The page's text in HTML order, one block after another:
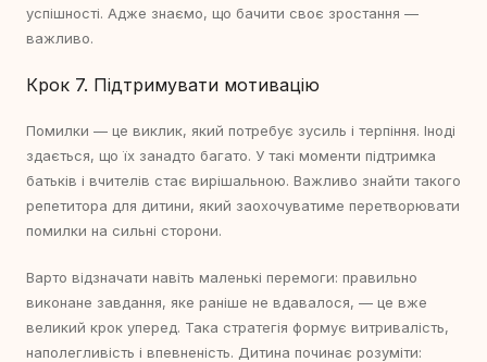
успішності. Адже знаємо, що бачити своє зростання —
важливо.
Крок 7. Підтримувати мотивацію
Помилки — це виклик, який потребує зусиль і терпіння. Іноді
здається, що їх занадто багато. У такі моменти підтримка
батьків і вчителів стає вирішальною. Важливо знайти такого
репетитора для дитини, який заохочуватиме перетворювати
помилки на сильні сторони.
Варто відзначати навіть маленькі перемоги: правильно
виконане завдання, яке раніше не вдавалося, — це вже
великий крок уперед. Така стратегія формує витривалість,
наполегливість і впевненість. Дитина починає розуміти: